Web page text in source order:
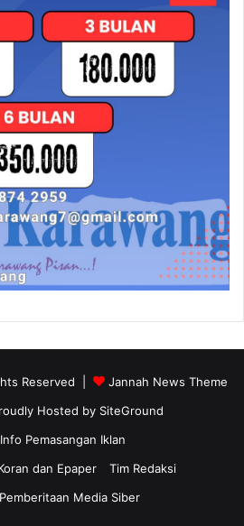
Reserved |
Jannah News Theme
Hosted by SiteGround
Info Pemasangan Iklan
dan Epaper
Tim Redaksi
Media Siber